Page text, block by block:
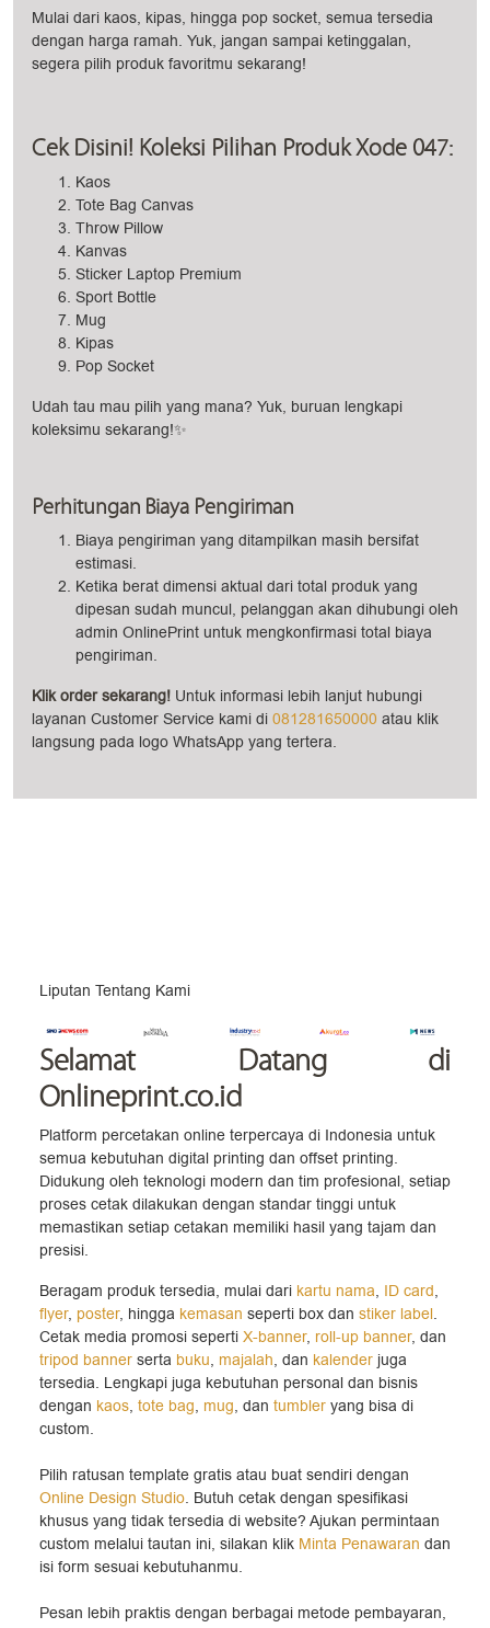
Mulai dari kaos, kipas, hingga pop socket, semua tersedia
dengan harga ramah. Yuk, jangan sampai ketinggalan,
segera pilih produk favoritmu sekarang!
Cek Disini! Koleksi Pilihan Produk Xode 047:
Kaos
Tote Bag Canvas
Throw Pillow
Kanvas
Sticker Laptop Premium
Sport Bottle
Mug
Kipas
Pop Socket
Udah tau mau pilih yang mana? Yuk, buruan lengkapi
koleksimu sekarang!✨
Perhitungan Biaya Pengiriman
Biaya pengiriman yang ditampilkan masih bersifat
estimasi.
Ketika berat dimensi aktual dari total produk yang
dipesan sudah muncul, pelanggan akan dihubungi oleh
admin OnlinePrint untuk mengkonfirmasi total biaya
pengiriman.
Klik order sekarang! Untuk informasi lebih lanjut hubungi
layanan Customer Service kami di 081281650000 atau klik
langsung pada logo WhatsApp yang tertera.
Liputan Tentang Kami
Selamat Datang di
Onlineprint.co.id
Platform percetakan online terpercaya di Indonesia untuk
semua kebutuhan digital printing dan offset printing.
Didukung oleh teknologi modern dan tim profesional, setiap
proses cetak dilakukan dengan standar tinggi untuk
memastikan setiap cetakan memiliki hasil yang tajam dan
presisi.
Beragam produk tersedia, mulai dari kartu nama, ID card,
flyer, poster, hingga kemasan seperti box dan stiker label.
Cetak media promosi seperti X-banner, roll-up banner, dan
tripod banner serta buku, majalah, dan kalender juga
tersedia. Lengkapi juga kebutuhan personal dan bisnis
dengan kaos, tote bag, mug, dan tumbler yang bisa di
custom.
Pilih ratusan template gratis atau buat sendiri dengan
Online Design Studio. Butuh cetak dengan spesifikasi
khusus yang tidak tersedia di website? Ajukan permintaan
custom melalui tautan ini, silakan klik Minta Penawaran dan
isi form sesuai kebutuhanmu.
Pesan lebih praktis dengan berbagai metode pembayaran,